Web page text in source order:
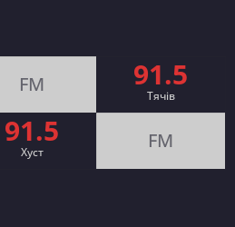
FM 91.5
Тячів
91.5
Хуст FM